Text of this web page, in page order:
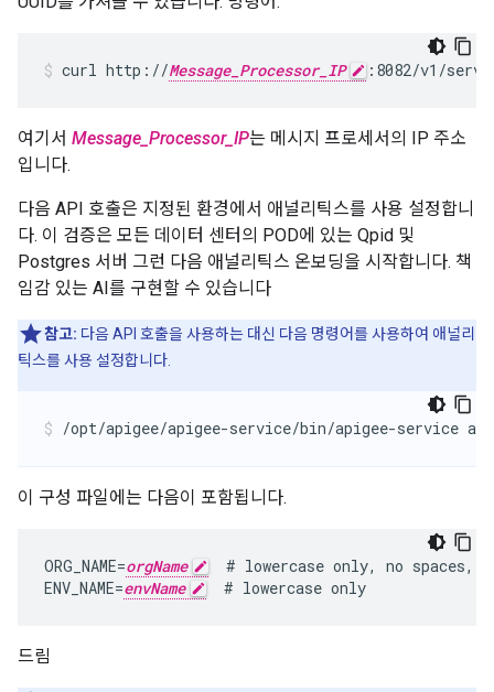
curl http://Message_Processor_IP :8082/v1/
여기서 Message_Processor_IP는 메시지 프로세서의 IP 주소
입니다.
다음 API 호출은 지정된 환경에서 애널리틱스를 사용 설정합니
다. 이 검증은 모든 데이터 센터의 POD에 있는 Qpid 및
Postgres 서버 그런 다음 애널리틱스 온보딩을 시작합니다. 책
임감 있는 AI를 구현할 수 있습니다
참고: 다음 API 호출을 사용하는 대신 다음 명령어를 사용하여 애널리
틱스를 사용 설정합니다.
/opt/apigee/apigee-service/bin/apigee-service
이 구성 파일에는 다음이 포함됩니다.
ORG_NAME=orgName
# lowercase only, no spaces,
ENV_NAME=envName
  # lowercase only
드림